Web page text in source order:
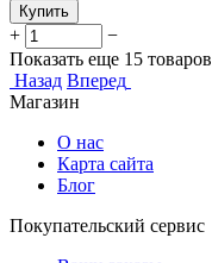
Купить
+
−
Показать еще 15 товаров
Назад Вперед
Магазин
О нас
Карта сайта
Блог
Покупательский сервис